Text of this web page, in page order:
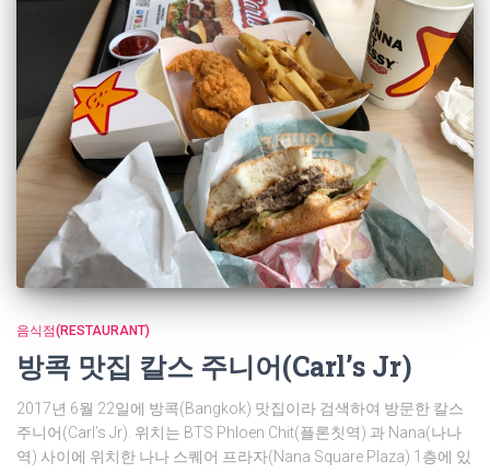
음식점(RESTAURANT)
방콕 맛집 칼스 주니어(Carl’s Jr)
2017년 6월 22일에 방콕(Bangkok) 맛집이라 검색하여 방문한 칼스
주니어(Carl’s Jr). 위치는 BTS Phloen Chit(플론칫역) 과 Nana(나나
역) 사이에 위치한 나나 스퀘어 프라자(Nana Square Plaza) 1층에 있